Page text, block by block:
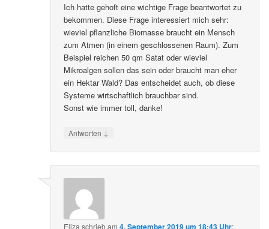
Ich hatte gehoft eine wichtige Frage beantwortet zu
bekommen. Diese Frage interessiert mich sehr:
wieviel pflanzliche Biomasse braucht ein Mensch
zum Atmen (in einem geschlossenen Raum). Zum
Beispiel reichen 50 qm Satat oder wieviel
Mikroalgen sollen das sein oder braucht man eher
ein Hektar Wald? Das entscheidet auch, ob diese
Systeme wirtschaftlich brauchbar sind.
Sonst wie immer toll, danke!
Antworten ↓
Eliza schriebam4. September 2019 um 18:43 Uhr: